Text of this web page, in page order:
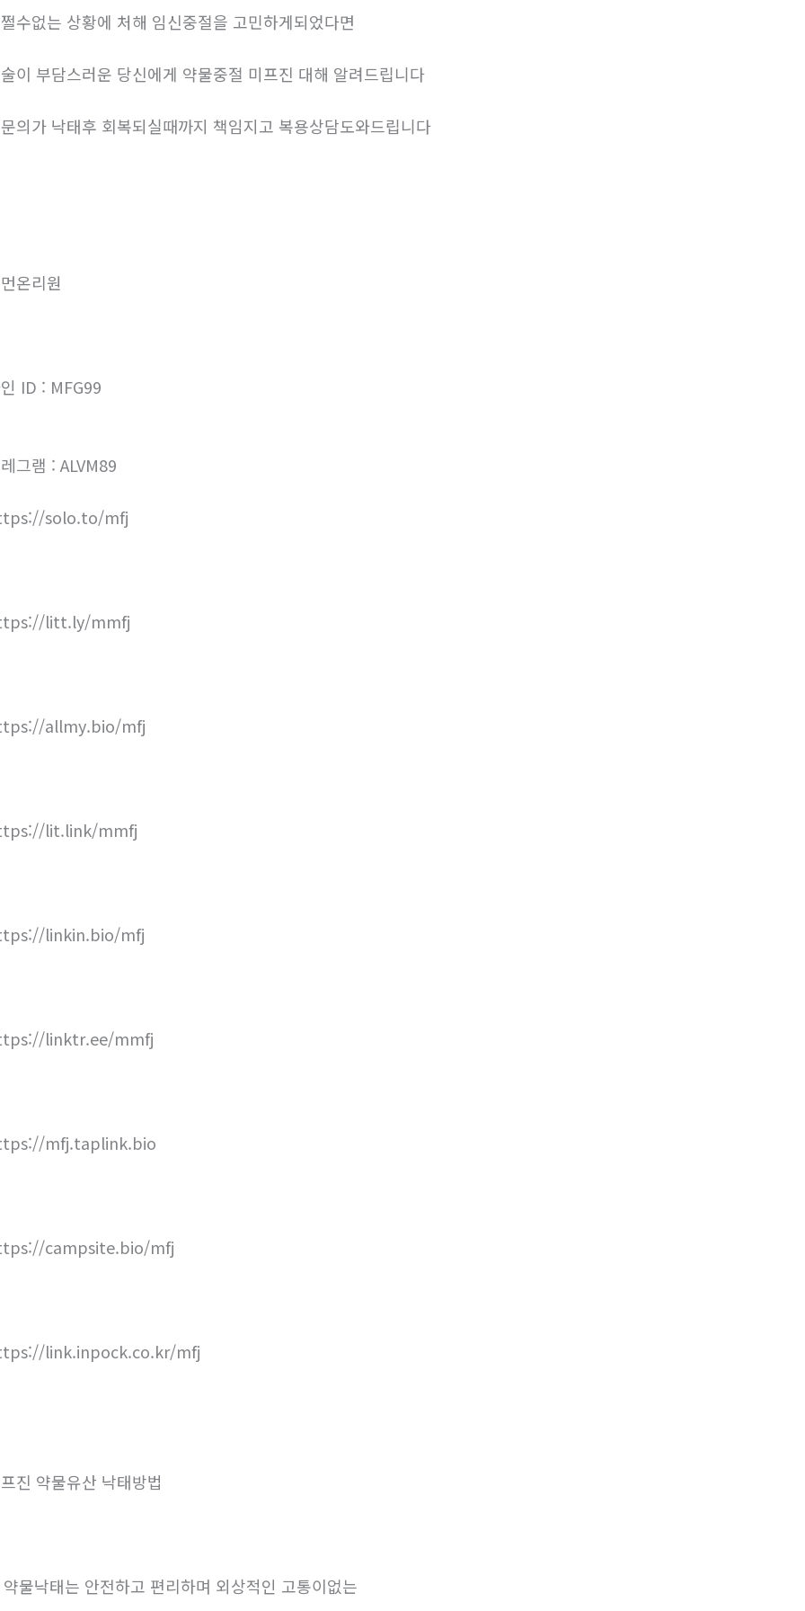
수없는 상황에 처해 임신중절을 고민하게되었다면
이 부담스러운 당신에게 약물중절 미프진 대해 알려드립니다
의가 낙태후 회복되실때까지 책임지고 복용상담도와드립니다
온리원
ID : MFG99
그램 : ALVM89
solo.to/mfj
litt.ly/mmfj
allmy.bio/mfj
lit.link/mmfj
linkin.bio/mfj
linktr.ee/mmfj
mfj.taplink.bio
campsite.bio/mfj
link.inpock.co.kr/mfj
진 약물유산 낙태방법
약물낙태는 안전하고 편리하며 외상적인 고통이없는